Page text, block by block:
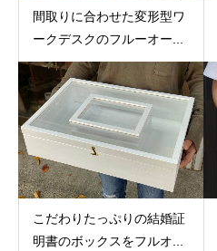
間取りに合わせた変形型ワ
ークデスクのフルーオー...
こだわりたっぷりの結婚証
明書のボックスをフルオ...